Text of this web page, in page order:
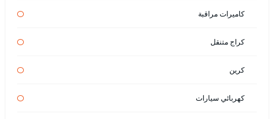
كاميرات مراقبة
كراج متنقل
كرين
كهربائي سيارات